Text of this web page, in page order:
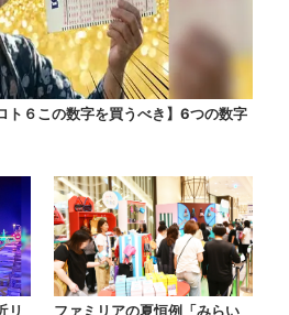
ト６この数字を買うべき】6つの数字
リ
ファミリアの夏恒例「みらい